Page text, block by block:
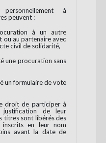
à
peuvent :
à un autre
ou au partenaire avec
civil de solidarité,
une procuration sans
un formulaire de vote
droit de participer à
justification de leur
titres sont libérés des
inscrits en leur nom
avant la date de